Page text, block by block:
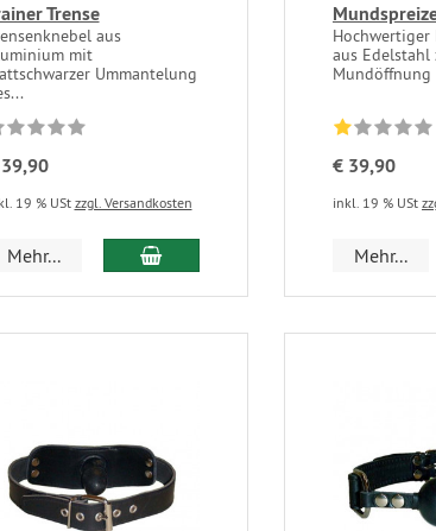
Trense
aus
mit
Ummantelung
19 % USt zzgl. Versandkosten
Mehr...
Hochwertiger
aus Edelstahl
Mundöffnung
€ 39,90
inkl. 19 % USt
Mehr...